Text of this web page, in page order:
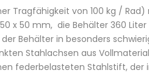
Tragfähigkeit von 100 kg / Rad)
x 50 mm, die Behälter 360
Behälter in besonders
Stahlachsen aus
federbelasteten Stahlstift, der